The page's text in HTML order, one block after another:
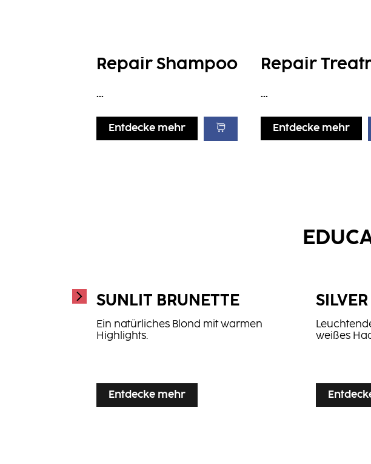
Repair Shampoo
...
Entdecke mehr
Repair
...
Entdecke mehr
SUNLIT BRUNETTE
Ein natürliches Blond mit warmen
Highlights.
...
Entdecke mehr
weißes
...